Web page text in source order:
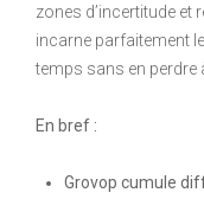
zones d’incertitude et
incarne parfaitement
temps sans en perdre
En bref :
Grovop cumule